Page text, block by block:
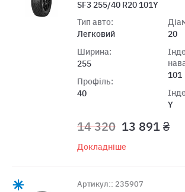
SF3 255/40 R20 101Y
Тип авто:
Легковий
Ширина:
255
Профіль:
40
20
101
Y
14 320 13 891 ₴
Докладніше
Артикул:: 235907